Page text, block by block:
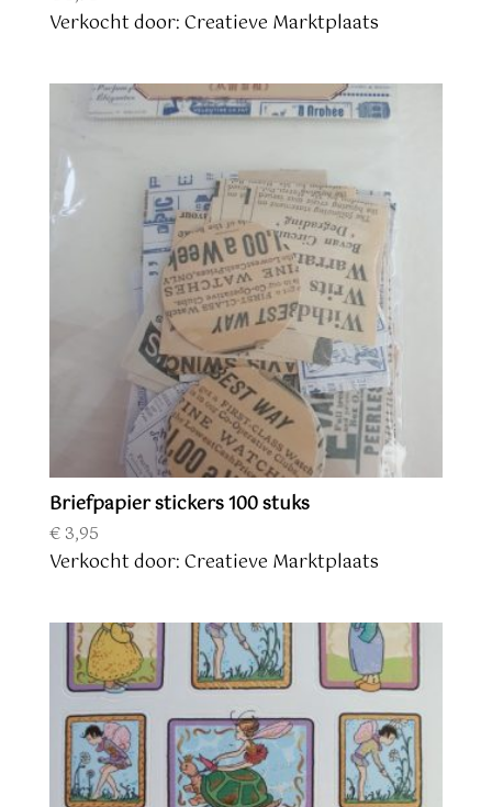
Verkocht door: Creatieve Marktplaats
Briefpapier stickers 100 stuks
€3,95
Verkocht door: Creatieve Marktplaats